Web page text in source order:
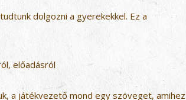
dolgozni a gyerekekkel. Ez a
előadásról
a játékvezető mond egy szöveget, amihez